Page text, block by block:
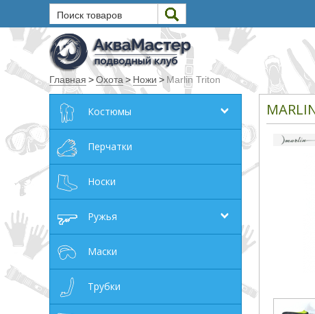
Поиск товаров
Текст
Искать
Любое из слов
Все слова
Точное совпадение
Производитель
_JSHOP_SEARCH_COINS
от
до
Главная >Охота > Ножи > Marlin Triton
Костюмы
Перчатки
Носки
Ружья
Маски
Трубки